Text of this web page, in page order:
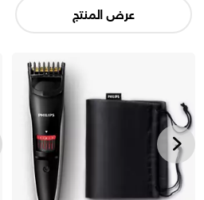
عرض المنتج